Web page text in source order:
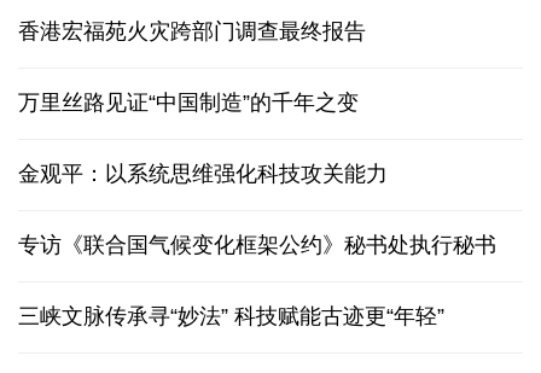
香港宏福苑火灾跨部门调查最终报告
万里丝路见证“中国制造”的千年之变
金观平：以系统思维强化科技攻关能力
专访《联合国气候变化框架公约》秘书处执行秘书
三峡文脉传承寻“妙法” 科技赋能古迹更“年轻”